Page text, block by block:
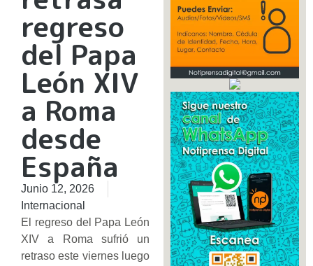
regreso
del Papa
León XIV
a Roma
desde
España
Junio 12, 2026
Internacional
El regreso del Papa León
XIV a Roma sufrió un
retraso este viernes luego